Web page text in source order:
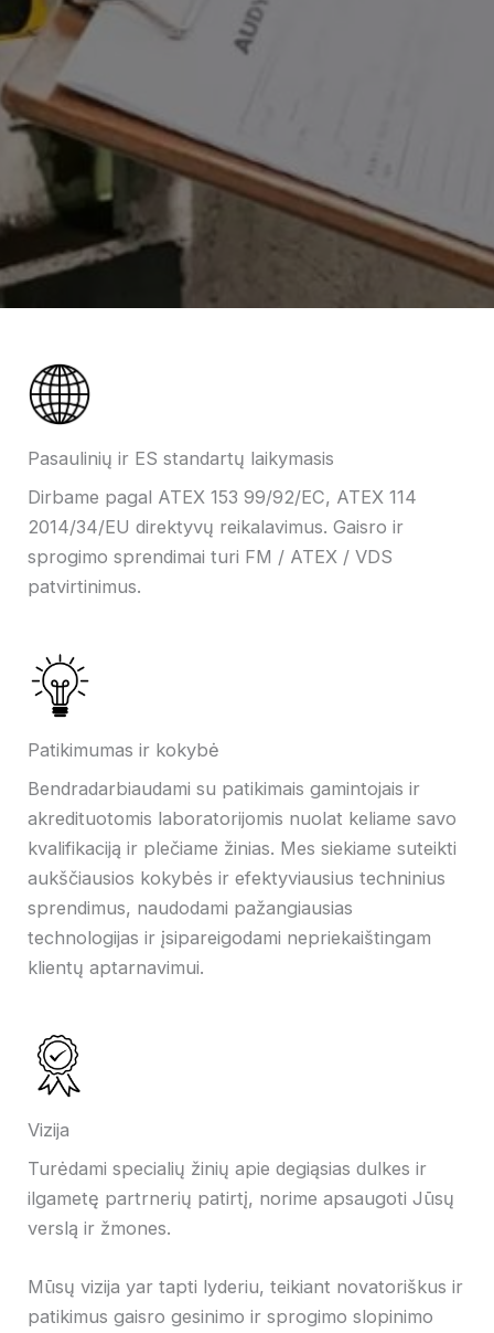
Pasaulinių ir ES standartų laikymasis
Dirbame pagal ATEX 153 99/92/EC, ATEX 114
2014/34/EU direktyvų reikalavimus. Gaisro ir
sprogimo sprendimai turi FM / ATEX / VDS
patvirtinimus.
Patikimumas ir kokybė
Bendradarbiaudami su patikimais gamintojais ir
akredituotomis laboratorijomis nuolat keliame savo
kvalifikaciją ir plečiame žinias. Mes siekiame suteikti
aukščiausios kokybės ir efektyviausius techninius
sprendimus, naudodami pažangiausias
technologijas ir įsipareigodami nepriekaištingam
klientų aptarnavimui.
Vizija
Turėdami specialių žinių apie degiąsias dulkes ir
ilgametę partrnerių patirtį, norime apsaugoti Jūsų
verslą ir žmones.
Mūsų vizija yar tapti lyderiu, teikiant novatoriškus ir
patikimus gaisro gesinimo ir sprogimo slopinimo